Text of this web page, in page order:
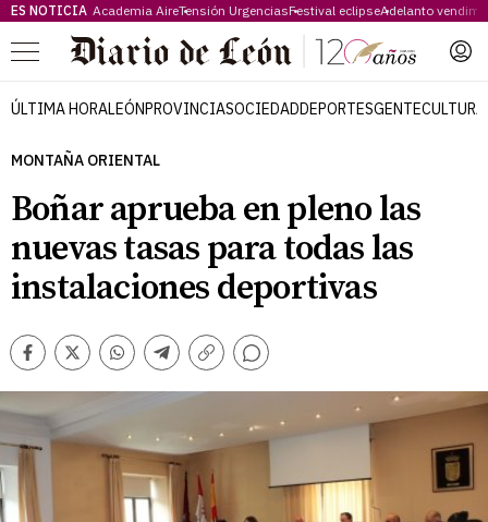
ES NOTICIA Academia AireTensión UrgenciasFestival eclipseAdelanto
Menú
ÚLTIMA HORALEÓNPROVINCIASOCIEDADDEPORTESGENTECULTURA
MONTAÑA ORIENTAL
Boñar aprueba en pleno las
nuevas tasas para todas las
instalaciones deportivas
Facebook
TwitterWhatsappTelegram
Copiar
Comentarios